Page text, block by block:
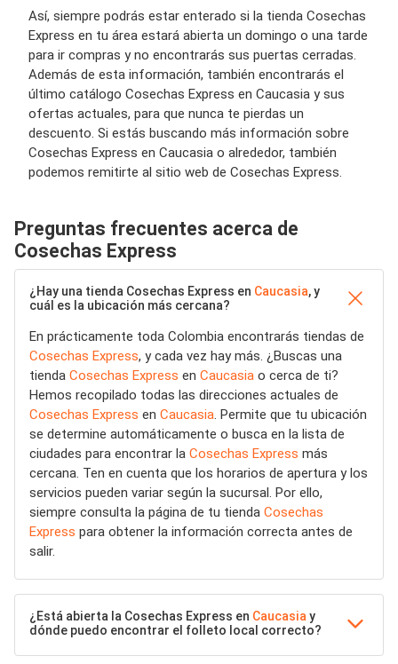
Así, siempre podrás estar enterado si la tienda Cosechas
Express en tu área estará abierta un domingo o una tarde
para ir compras y no encontrarás sus puertas cerradas.
Además de esta información, también encontrarás el
último catálogo Cosechas Express en Caucasia y sus
ofertas actuales, para que nunca te pierdas un
descuento. Si estás buscando más información sobre
Cosechas Express en Caucasia o alrededor, también
podemos remitirte al sitio web de Cosechas Express.
Preguntas frecuentes acerca de
Cosechas Express
¿Hay una tienda Cosechas Express en Caucasia, y
cuál es la ubicación más cercana?
En prácticamente toda Colombia encontrarás tiendas de
Cosechas Express, y cada vez hay más. ¿Buscas una
tienda Cosechas Express en Caucasia o cerca de ti?
Hemos recopilado todas las direcciones actuales de
Cosechas Express en Caucasia. Permite que tu ubicación
se determine automáticamente o busca en la lista de
ciudades para encontrar la Cosechas Express más
cercana. Ten en cuenta que los horarios de apertura y los
servicios pueden variar según la sucursal. Por ello,
siempre consulta la página de tu tienda Cosechas
Express para obtener la información correcta antes de
salir.
¿Está abierta la Cosechas Express en Caucasia y
dónde puedo encontrar el folleto local correcto?